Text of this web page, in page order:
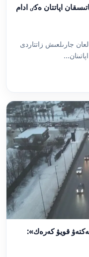
اپاتتان ەكٸ ادام
جارىلعىش زاتتاردى
40 كم/ساع شەكتەۋ قويۋ كەرەك»: